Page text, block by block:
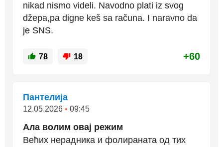
nikad nismo videli. Navodno plati iz svog
džepa,pa digne keš sa računa. I naravno da
je SNS.
78 18 +60
Пантелија
12.05.2026 • 09:45
Ала волим овај режим
Већих нерадника и фолираната од тих